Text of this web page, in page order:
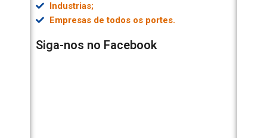
Industrias;
Empresas de todos os portes.
Siga-nos no Facebook